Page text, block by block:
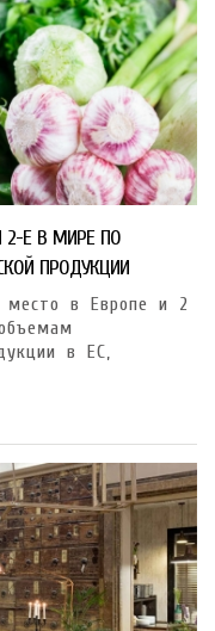
2-Е В МИРЕ ПО
ПРОДУКЦИИ
место в Европе и 2
в ЕС,